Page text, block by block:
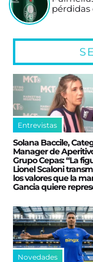
pérdidas
Entrevistas
Solana Baccile,
Manager de
Grupo Cepas: “La
Lionel Scaloni
los valores que la
Gancia quiere
Novedades